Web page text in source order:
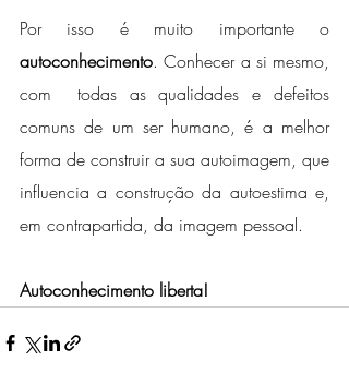
autoconhecimento. Conhecer a si mesmo,
com  todas as qualidades e defeitos
comuns de um ser humano, é a melhor
forma de construir a sua autoimagem, que
influencia a construção da autoestima e,
em contrapartida, da imagem pessoal.
Autoconhecimento liberta!